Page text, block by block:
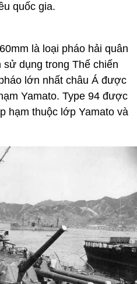
quốc gia.
là loại pháo hải quân
dụng trong Thế chiến
lớn nhất châu Á được
Yamato. Type 94 được
hạm thuộc lớp Yamato và